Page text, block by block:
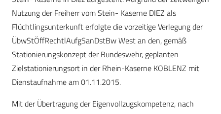
Nutzung der Freiherr vom Stein- Kaserne DIEZ als
Flüchtlingsunterkunft erfolgte die vorzeitige Verlegung der
ÜbwStÖffRechtlAufgSanDstBw West an den, gemäß
Stationierungskonzept der Bundeswehr, geplanten
Zielstationierungsort in der Rhein-Kaserne KOBLENZ mit
Dienstaufnahme am 01.11.2015.
Mit der Übertragung der Eigenvollzugskompetenz, nach